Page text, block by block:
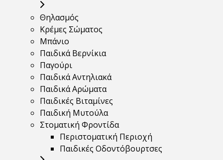
Θηλασμός
Κρέμες Σώματος
Μπάνιο
Παιδικά Βερνίκια
Παγούρι
Παιδικά Αντηλιακά
Παιδικά Αρώματα
Παιδικές Βιταμίνες
Παιδική Μυτούλα
Στοματική Φροντίδα
Περιστοματική Περιοχή
Παιδικές Οδοντόβουρτσες